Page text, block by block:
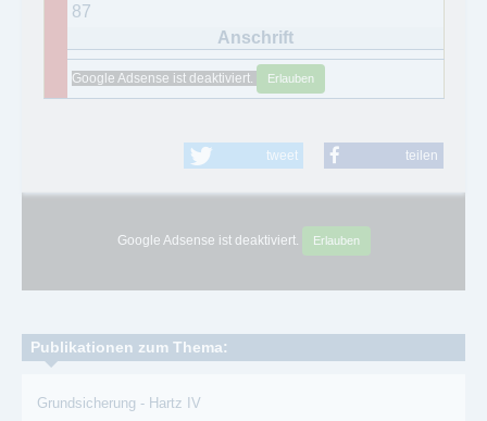
87
Google Adsense ist deaktiviert. Erlauben
tweet teilen
Google Adsense ist deaktiviert. Erlauben
Publikationen zum Thema:
Grundsicherung - Hartz IV